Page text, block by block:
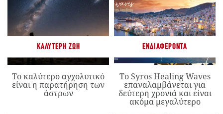
ΚΑΛΎΤΕΡΗ ΖΩΉ
Το καλύτερο αγχολυτικό
είναι η παρατήρηση των
άστρων
ΕΝΔΙΑΦΈΡΟΝΤΑ
Το Syros Healing Waves
επαναλαμβάνεται για
δεύτερη χρονιά και είναι
ακόμα μεγαλύτερο